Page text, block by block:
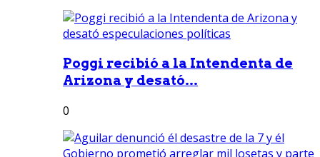
Poggi recibió a la Intendenta de
Arizona y desató...
0